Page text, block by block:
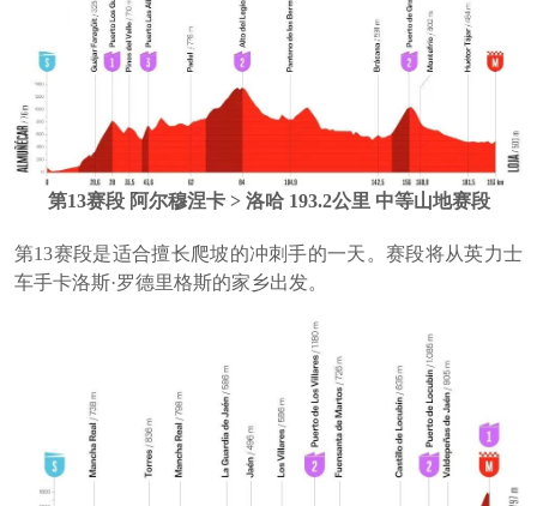
第13赛段 阿尔穆涅卡 > 洛哈 193.2公里 中等山地赛段
第13赛段是适合擅长爬坡的冲刺手的一天。赛段将从英力士
车手卡洛斯·罗德里格斯的家乡出发。